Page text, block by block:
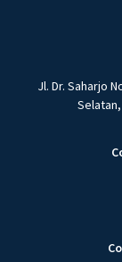
Jl. Dr. Saharjo